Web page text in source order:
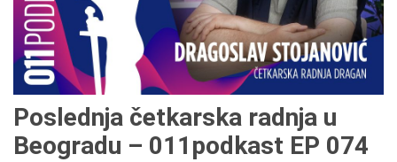
Poslednja četkarska radnja u
Beogradu – 011podkast EP 074